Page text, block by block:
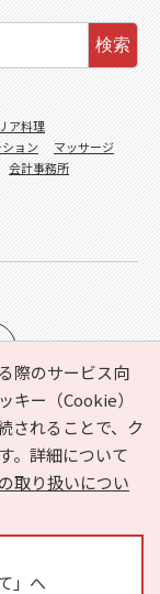
際のサービス向
キー（Cookie）
されることで、ク
。詳細について
取り扱いについ
」へ
ヘルプ
運営会社
合わせ
検索
ア料理
ョン
マッサージ
会計事務所